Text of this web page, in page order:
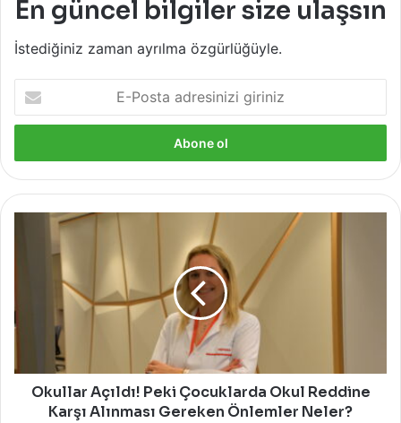
En güncel bilgiler size ulaşsın
İstediğiniz zaman ayrılma özgürlüğüyle.
E-
Posta
adresinizi
Okullar
Açıldı!
Çocuklarda
Reddine
Karşı
Alınması
Gereken
Önlemler
Neler?
Okullar Açıldı! Peki Çocuklarda Okul Reddine
Karşı Alınması Gereken Önlemler Neler?